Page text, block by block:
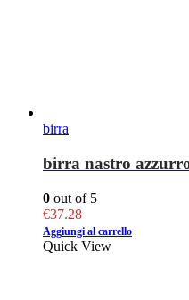
birra
birra nastro
0 out of 5
€37.28
Aggiungi al carrello
Quick View